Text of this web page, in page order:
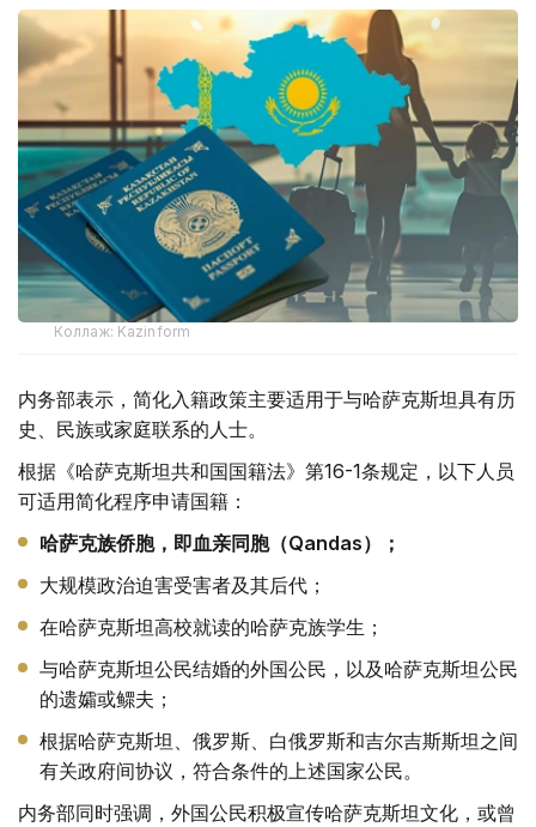
Коллаж: Kazinform
内务部表示，简化入籍政策主要适用于与哈萨克斯坦具有历
史、民族或家庭联系的人士。
根据《哈萨克斯坦共和国国籍法》第16-1条规定，以下人员
可适用简化程序申请国籍：
哈萨克族侨胞，即血亲同胞（Qandas）；
大规模政治迫害受害者及其后代；
在哈萨克斯坦高校就读的哈萨克族学生；
与哈萨克斯坦公民结婚的外国公民，以及哈萨克斯坦公民
的遗孀或鳏夫；
根据哈萨克斯坦、俄罗斯、白俄罗斯和吉尔吉斯斯坦之间
有关政府间协议，符合条件的上述国家公民。
内务部同时强调，外国公民积极宣传哈萨克斯坦文化，或曾